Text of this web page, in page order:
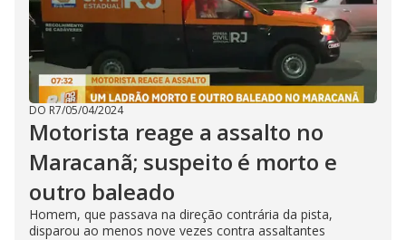
DO R7/05/04/2024
Motorista reage a assalto no
Maracanã; suspeito é morto e
outro baleado
Homem, que passava na direção contrária da pista,
disparou ao menos nove vezes contra assaltantes